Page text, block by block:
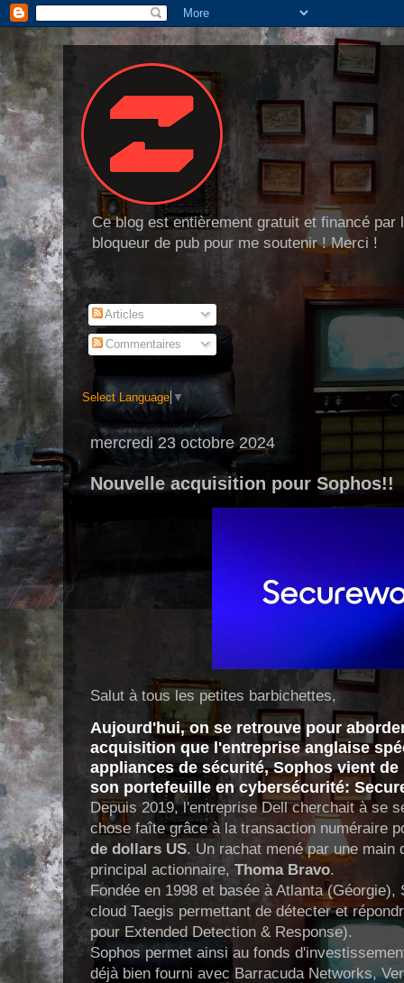
Ce blog est entièrement gratuit et financé
bloqueur de pub pour me soutenir ! Merci !
Articles
Commentaires
Select Language ▼
mercredi 23 octobre 2024
Nouvelle acquisition pour Sophos!!
Salut à tous les petites barbichettes,
Aujourd'hui, on se retrouve pour
acquisition que l'entreprise anglaise
appliances de sécurité, Sophos vient
son portefeuille en cybersécurité:
Depuis 2019, l'entreprise Dell cherchait à se
chose faîte grâce à la transaction numéraire
de dollars US. Un rachat mené par une main
principal actionnaire, Thoma Bravo.
Fondée en 1998 et basée à Atlanta
cloud Taegis permettant de détecter et
pour Extended Detection & Response).
Sophos permet ainsi au fonds
déjà bien fourni avec Barracuda Networks,